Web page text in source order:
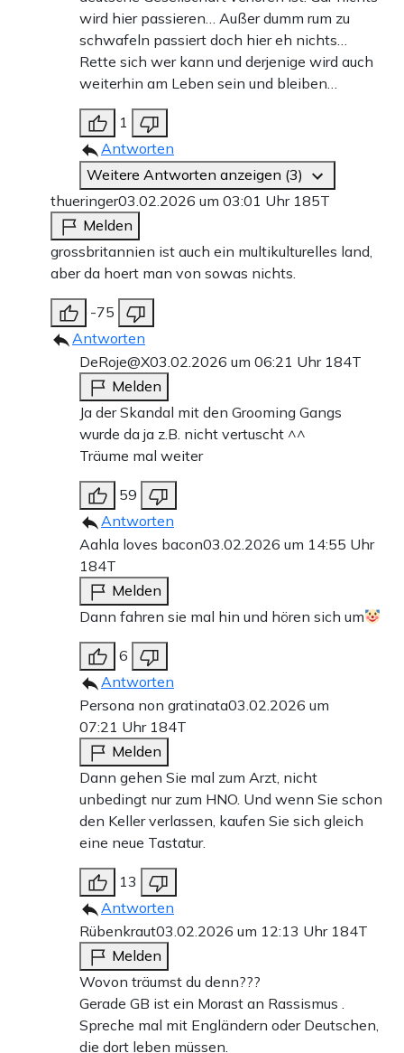
wird hier passieren… Außer dumm rum zu
schwafeln passiert doch hier eh nichts…
Rette sich wer kann und derjenige wird auch
weiterhin am Leben sein und bleiben…
1
Antworten
Weitere Antworten anzeigen (3)
thueringer03.02.2026 um 03:01 Uhr 185T
Melden
grossbritannien ist auch ein multikulturelles land,
aber da hoert man von sowas nichts.
-75
Antworten
DeRoje@X03.02.2026 um 06:21 Uhr 184T
Melden
Ja der Skandal mit den Grooming Gangs
wurde da ja z.B. nicht vertuscht ^^
Träume mal weiter
59
Antworten
Aahla loves bacon03.02.2026 um 14:55 Uhr
184T
Melden
Dann fahren sie mal hin und hören sich um
6
Antworten
Persona non gratinata03.02.2026 um
07:21 Uhr 184T
Melden
Dann gehen Sie mal zum Arzt, nicht
unbedingt nur zum HNO. Und wenn Sie schon
den Keller verlassen, kaufen Sie sich gleich
eine neue Tastatur.
13
Antworten
Rübenkraut03.02.2026 um 12:13 Uhr 184T
Melden
Wovon träumst du denn???
Gerade GB ist ein Morast an Rassismus .
Spreche mal mit Engländern oder Deutschen,
die dort leben müssen.